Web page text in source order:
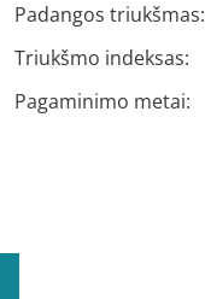
Padangos triukšmas:
Triukšmo indeksas:
Pagaminimo metai: